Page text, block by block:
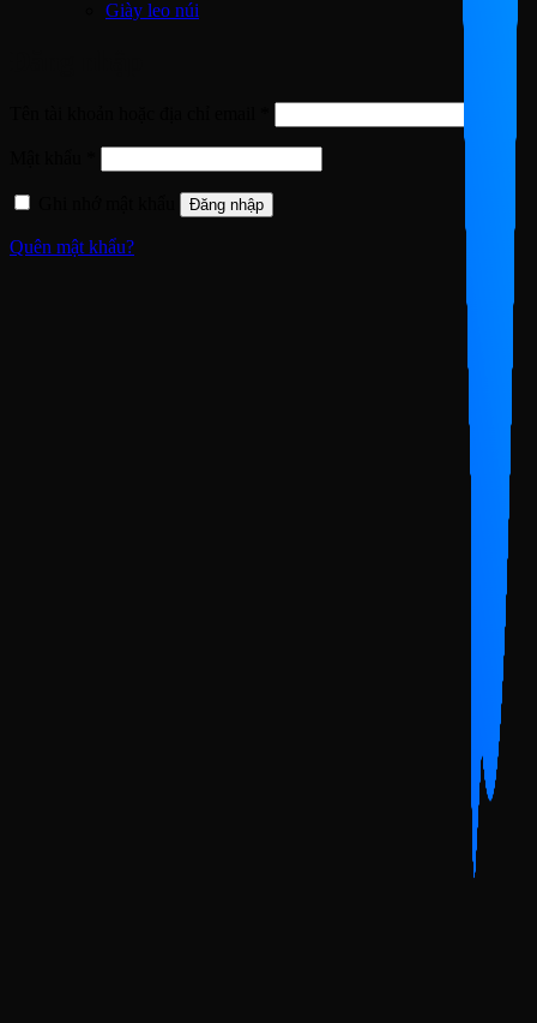
Giày leo núi
buộc
buộc
Đăng nhập
Quên mật khẩu?